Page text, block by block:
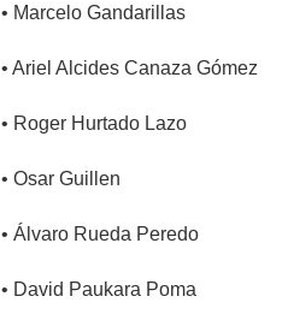
• Marcelo Gandarillas
• Ariel Alcides Canaza Gómez
• Roger Hurtado Lazo
• Osar Guillen
• Álvaro Rueda Peredo
• David Paukara Poma